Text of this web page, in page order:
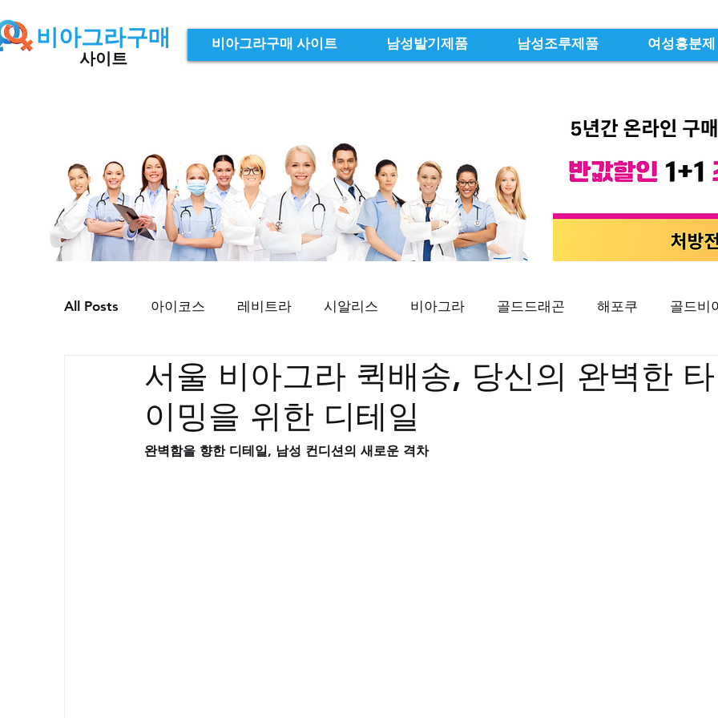
비아그라구매
사이트
비아그라구매 사이트 남성발기제품 남성조루제품 여성흥분제
All Posts 아이코스 레비트라 시알리스 비아그라 골드드래곤 해포쿠 골드비
골드시알리스 프릴리지 필름형센트립 비맥스 필름형비닉스 카마그라 칵스
프로코밀
서울 비아그라 퀵배송, 당신의 완벽한 타
이밍을 위한 디테일
완벽함을 향한 디테일, 남성 컨디션의 새로운 격차